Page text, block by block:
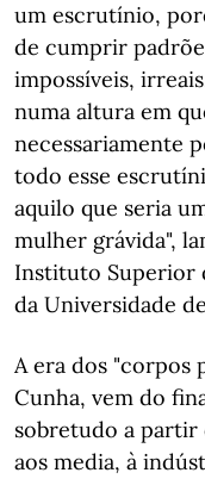
um escrutínio,
de cumprir
impossíveis,
numa altura em
necessariamente
todo esse
aquilo que seria
mulher grávida",
Instituto Superior
da Universidade
A era dos "corpos
Cunha, vem do
sobretudo a partir
aos media, à